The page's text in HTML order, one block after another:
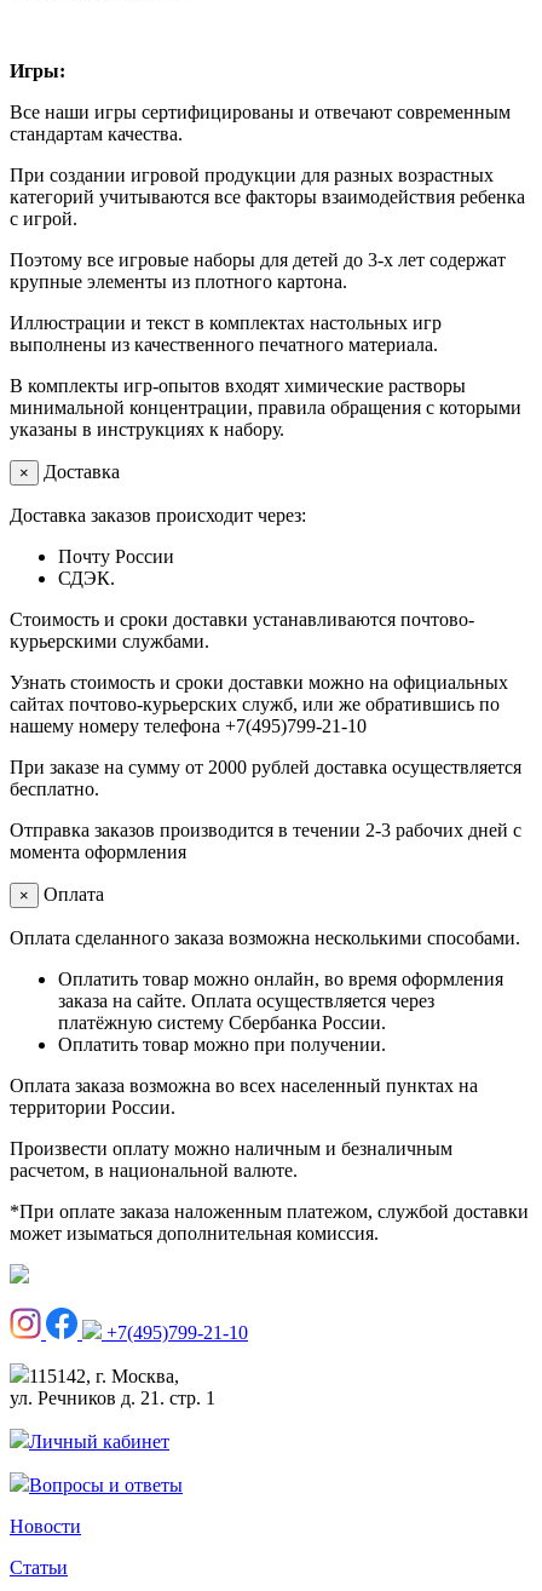
Игры:
Все наши игры сертифицированы и отвечают современным
стандартам качества.
При создании игровой продукции для разных возрастных
категорий учитываются все факторы взаимодействия ребенка
с игрой.
Поэтому все игровые наборы для детей до 3-х лет содержат
крупные элементы из плотного картона.
Иллюстрации и текст в комплектах настольных игр
выполнены из качественного печатного материала.
В комплекты игр-опытов входят химические растворы
минимальной концентрации, правила обращения с которыми
указаны в инструкциях к набору.
× Доставка
Доставка заказов происходит через:
Почту России
СДЭК.
Стоимость и сроки доставки устанавливаются почтово-
курьерскими службами.
Узнать стоимость и сроки доставки можно на официальных
сайтах почтово-курьерских служб, или же обратившись по
нашему номеру телефона +7(495)799-21-10
При заказе на сумму от 2000 рублей доставка осуществляется
бесплатно.
Отправка заказов производится в течении 2-3 рабочих дней с
момента оформления
× Оплата
Оплата сделанного заказа возможна несколькими способами.
Оплатить товар можно онлайн, во время оформления
заказа на сайте. Оплата осуществляется через
платёжную систему Сбербанка России.
Оплатить товар можно при получении.
Оплата заказа возможна во всех населенный пунктах на
территории России.
Произвести оплату можно наличным и безналичным
расчетом, в национальной валюте.
*При оплате заказа наложенным платежом, службой доставки
может изыматься дополнительная комиссия.
+7(495)799-21-10
115142, г. Москва,
ул. Речников д. 21. стр. 1
Личный кабинет
Вопросы и ответы
Новости
Статьи